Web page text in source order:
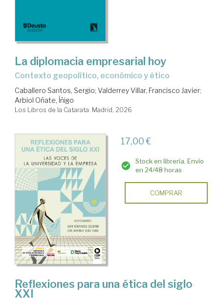
La diplomacia empresarial hoy
Contexto geopolítico, económico y ético
Caballero Santos, Sergio; Valderrey Villar, Francisco Javier;
Arbiol Oñate, Íñigo
Los Libros de la Catarata. Madrid, 2026
17,00 €
Stock en librería. Envío
en 24/48 horas
COMPRAR
Reflexiones para una ética del siglo
XXI